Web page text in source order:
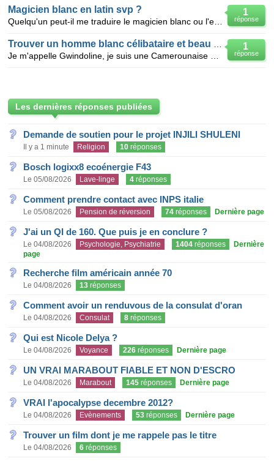
1
réponse
Magicien blanc en latin svp ?
1
réponse
Les dernières réponses publiées
Demande de soutien pour le projet INJILI SHULENI
Il y a 1 minute Religion 10 réponses
Bosch logixx8 ecoénergie F43
Le 05/08/2026 Lave-linge 4 réponses
Comment prendre contact avec INPS italie
Le 05/08/2026 Pension de réversion 74 réponses Dernière page
J'ai un QI de 160. Que puis je en conclure ?
Le 04/08/2026 Psychologie, Psychiatrie 1404 réponses
Dernière
page
Recherche film américain année 70
Le 04/08/2026 13 réponses
Comment avoir un renduvous de la consulat d'oran
Le 04/08/2026 Consulat 8 réponses
Qui est Nicole Delya ?
Le 04/08/2026 Voyance 226 réponses Dernière page
UN VRAI MARABOUT FIABLE ET NON D'ESCRO
Le 04/08/2026 Marabout 145 réponses Dernière page
VRAI l'apocalypse decembre 2012?
Le 04/08/2026 Evènements 53 réponses Dernière page
Trouver un film dont je me rappele pas le titre
Le 04/08/2026 6 réponses